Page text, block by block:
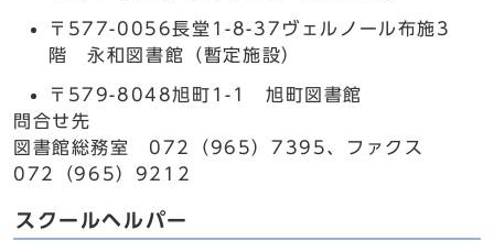
〒577-0056長堂1-8-37ヴェルノール布施3
階 永和図書館（暫定施設）
〒579-8048旭町1-1 旭町図書館
問合せ先
図書館総務室 072（965）7395、ファクス
072（965）9212
スクールヘルパー